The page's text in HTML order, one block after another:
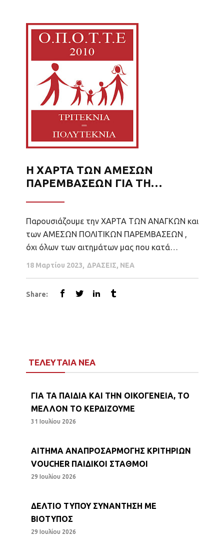
Η ΧΑΡΤΑ ΤΩΝ ΑΜΕΣΩΝ
ΠΑΡΕΜΒΑΣΕΩΝ ΓΙΑ ΤΗ
Παρουσιάζουμε την ΧΑΡΤΑ ΤΩΝ ΑΝΑΓΚΩΝ και
των ΑΜΕΣΩΝ ΠΟΛΙΤΙΚΩΝ ΠΑΡΕΜΒΑΣΕΩΝ ,
όχι όλων των αιτημάτων μας που κατά
καιρούς έχουμε θίξει αλλά βασικών και
ΕΙΝΑΙ ΠΟΛΥΤΕΚΝΕΣ. 2. Η τριτεκνική ιδιότητα
18 Μαρτίου 2023 ΔΡΑΣΕΙΣ, ΝΕΑ
Share:
ΤΕΛΕΥΤΑΙΑ ΝΕΑ
ΓΙΑ ΤΑ ΠΑΙΔΙΑ ΚΑΙ ΤΗΝ ΟΙΚΟΓΕΝΕΙΑ, ΤΟ
ΜΕΛΛΟΝ ΤΟ ΚΕΡΔΙΖΟΥΜΕ
31 Ιουλίου 2026
ΑΙΤΗΜΑ ΑΝΑΠΡΟΣΑΡΜΟΓΗΣ ΚΡΙΤΗΡΙΩΝ
VOUCHER ΠΑΙΔΙΚΟΙ ΣΤΑΘΜΟΙ
29 Ιουλίου 2026
ΔΕΛΤΙΟ ΤΥΠΟΥ ΣΥΝΑΝΤΗΣΗ ΜΕ
ΒΙΟΤΥΠΟΣ
29 Ιουλίου 2026